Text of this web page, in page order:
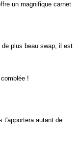
un magnifique carnet
plus beau swap, il est
!
t'apportera autant de